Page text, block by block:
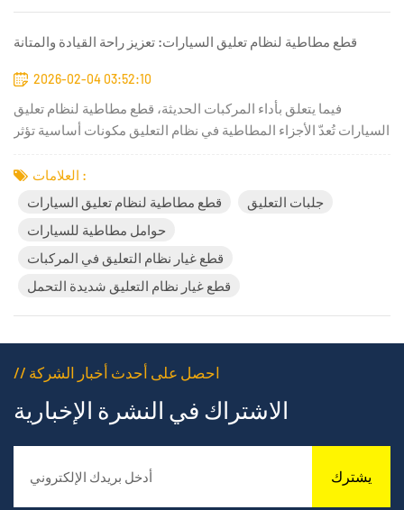
قطع مطاطية لنظام تعليق السيارات: تعزيز راحة القيادة والمتانة
2026-02-04 03:52:10
فيما يتعلق بأداء المركبات الحديثة، قطع مطاطية لنظام تعليق
السيارات تُعدّ الأجزاء المطاطية في نظام التعليق مكونات أساسية تؤثر
على المدى الطويل. فهي تساعد على امتصاص صدمات الطريق،
العلامات :
قطع مطاطية لنظام تعليق السيارات
جلبات التعليق
حوامل مطاطية للسيارات
قطع غيار نظام التعليق في المركبات
قطع غيار نظام التعليق شديدة التحمل
// احصل على أحدث أخبار الشركة
الاشتراك في النشرة الإخبارية
يشترك